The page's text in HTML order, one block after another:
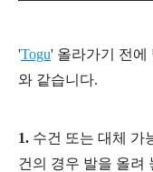
'Togu' 올라가기 전에
와 같습니다.
1. 수건 또는 대체 가
건의 경우 발을 올려